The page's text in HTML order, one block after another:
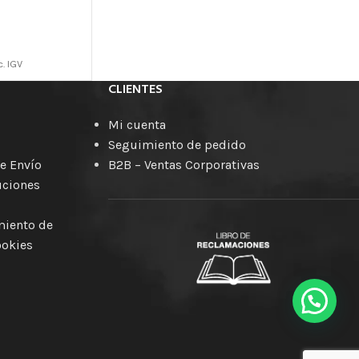
IGV
Envío
de
CLIENTES
Mi cuenta
Seguimiento de pedido
B2B – Ventas Corporativas